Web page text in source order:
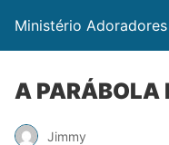
Ministério
A PARÁBOLA
Jimmy